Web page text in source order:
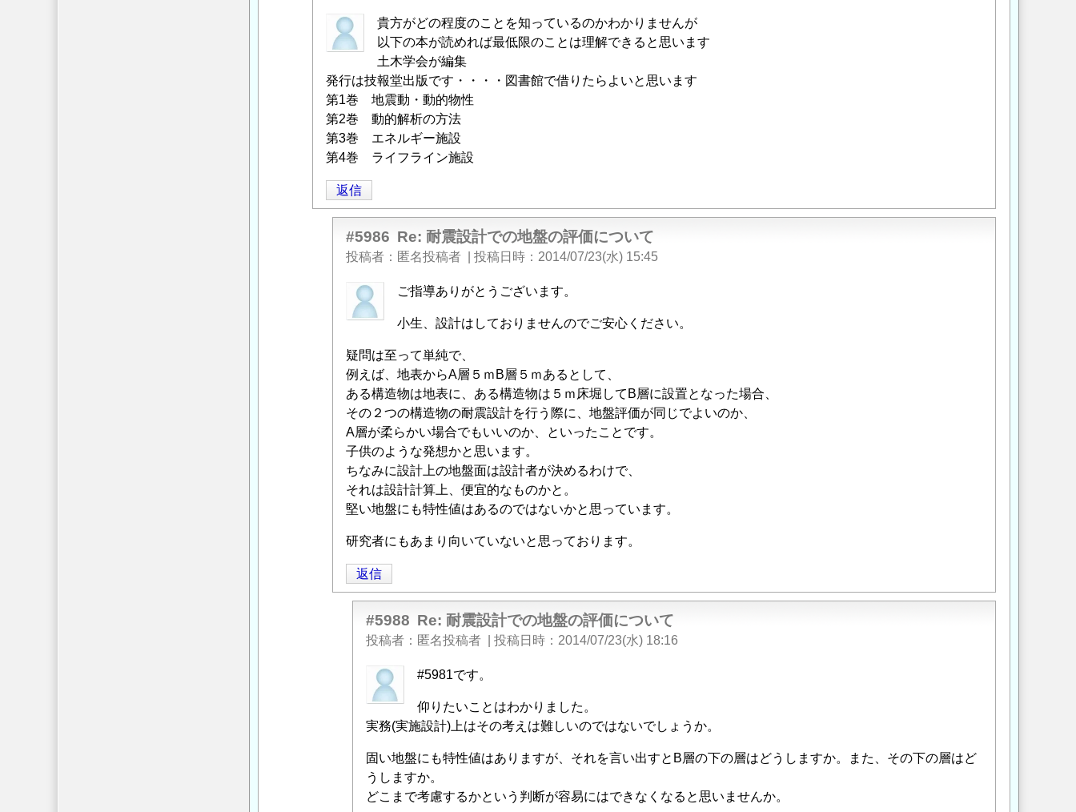
返
信
盤
の
価
に
つ
い
て」
へ
の
返
匿
名
稿
者
に
よ
る
耐
震
」
貴方がどの程度のことを知っているのかわかりませんが
以下の本が読めれば最低限のことは理解できると思います
土木学会が編集
発行は技報堂出版です・・・・図書館で借りたらよいと思います
第1巻 地震動・動的物性
第2巻 動的解析の方法
第3巻 エネルギー施設
第4巻 ライフライン施設
返信
#5986 Re: 耐震設計での地盤の評価について
投稿者 匿名投稿者 投稿日時 2014/07/23(水) 15:45
匿
名
稿
者
に
よ
る
「 Re:
耐
震
設
で
地
盤
」
ご指導ありがとうございます。
小生、設計はしておりませんのでご安心ください。
疑問は至って単純で、
例えば、地表からA層５ｍB層５ｍあるとして、
ある構造物は地表に、ある構造物は５ｍ床堀してB層に設置となった場合、
その２つの構造物の耐震設計を行う際に、地盤評価が同じでよいのか、
A層が柔らかい場合でもいいのか、といったことです。
子供のような発想かと思います。
ちなみに設計上の地盤面は設計者が決めるわけで、
それは設計計算上、便宜的なものかと。
堅い地盤にも特性値はあるのではないかと思っています。
研究者にもあまり向いていないと思っております。
返信
#5988 Re: 耐震設計での地盤の評価について
投稿者 匿名投稿者 投稿日時 2014/07/23(水) 18:16
匿
名
稿
者
に
よ
#5981です。
仰りたいことはわかりました。
実務(実施設計)上はその考えは難しいのではないでしょうか。
固い地盤にも特性値はありますが、それを言い出すとB層の下の層はどうしますか。また、その下の層はど
うしますか。
どこまで考慮するかという判断が容易にはできなくなると思いませんか。